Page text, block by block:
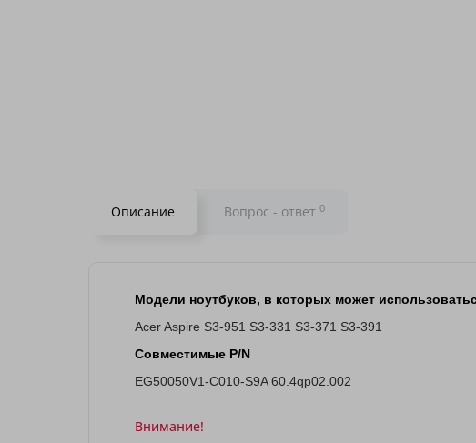
Описание Вопрос - ответ 0
Модели ноутбуков, в которых может
Acer Aspire S3-951 S3-331 S3-371 S3-391
Совместимые P/N
EG50050V1-C010-S9A 60.4qp02.002
Внимание!